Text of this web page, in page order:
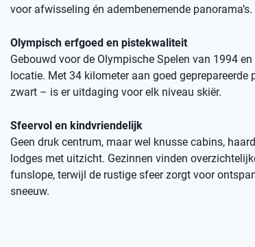
voor afwisseling én adembenemende panorama’s.
Olympisch erfgoed en pistekwaliteit
Gebouwd voor de Olympische Spelen van 1994
locatie. Met 34 kilometer aan goed geprepareerde
zwart – is er uitdaging voor elk niveau skiër.
Sfeervol en kindvriendelijk
Geen druk centrum, maar wel knusse cabins,
lodges met uitzicht. Gezinnen vinden
funslope, terwijl de rustige sfeer zorgt voor
sneeuw.